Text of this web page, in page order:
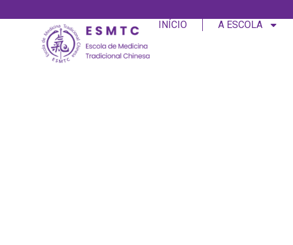
INÍCIO A ESCOLA